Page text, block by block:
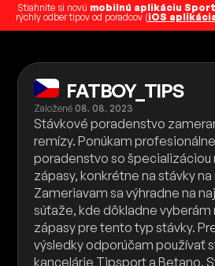
Stiahnite si novú mobilnú aplikáciu
rýchly odber tipov od poradcov (iOS
FATBOY_TIPS
Založené 08. 08. 2023
Stávkové poradenstvo
remízy. Ponúkam
poradenstvo so špecializáciou
zápasy, konkrétne na stávky na
Zameriavam sa výhradne na
súťaže, kde dôkladne
zápasy pre tento typ stávky.
výsledky odporúčam používať
kancelárie Tipsport a Betano.